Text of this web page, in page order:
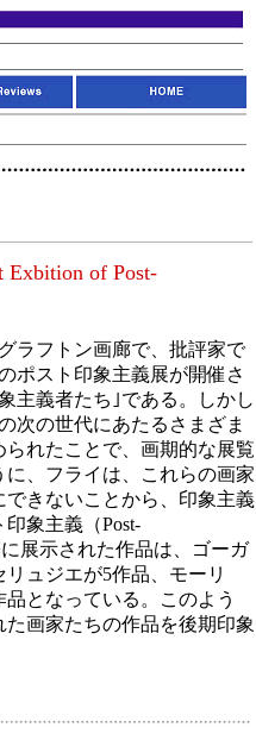
Exbition of Post-
ラフトン画廊で、批評家で
ポスト印象主義展が開催さ
主義者たち｣である。しかし
次の世代にあたるさまざま
れたことで、画期的な展覧
、フライは、これらの画家
きないことから、印象主義
象主義（Post-
展示された作品は、ゴーガ
ュジエが5作品、モーリ
となっている。このよう
た画家たちの作品を後期印象